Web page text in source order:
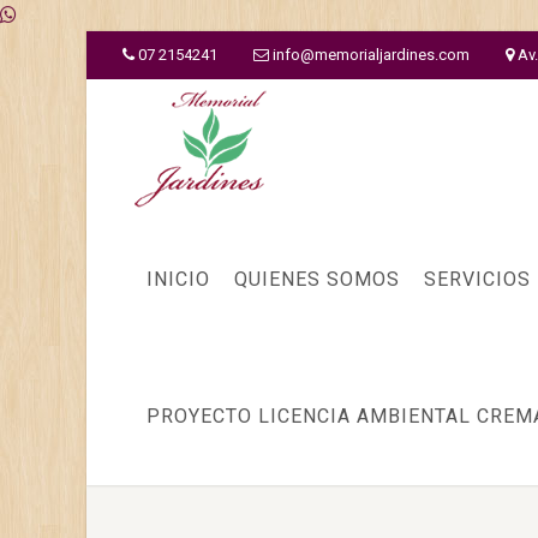
07 2154241 info@memorialjardines.com
INICIO QUIENES SOMOS SERVICIOS
PROYECTO LICENCIA AMBIENTAL